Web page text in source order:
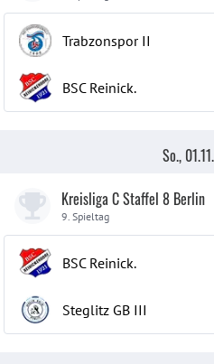
Trabzonspor II
BSC Reinick.
So.,
Kreisliga C Staffel 8 Berlin
9. Spieltag
BSC Reinick.
Steglitz GB III